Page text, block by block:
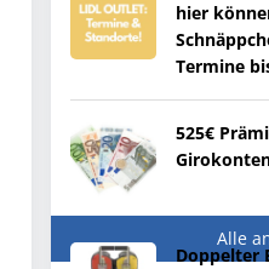
hier
Termine
525€
Alle
Doppelter